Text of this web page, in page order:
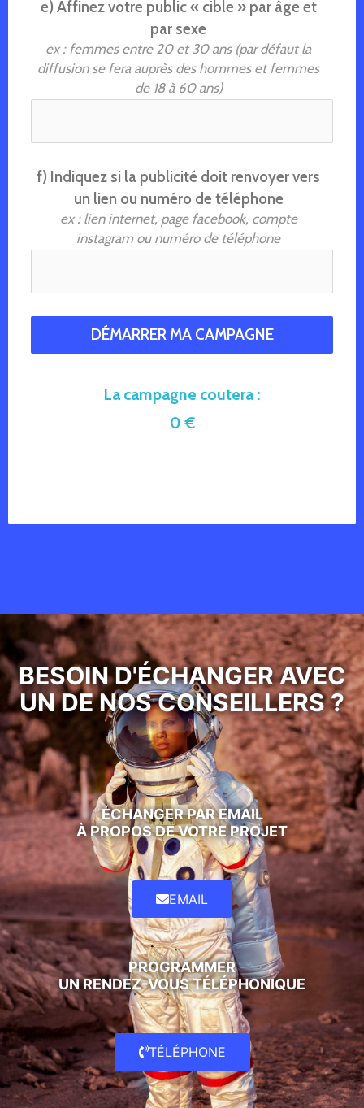
e) Affinez votre public « cible » par âge et
par sexe
ex : femmes entre 20 et 30 ans (par défaut la
diffusion se fera auprès des hommes et femmes
de 18 à 60 ans)
f) Indiquez si la publicité doit renvoyer vers
un lien ou numéro de téléphone
ex : lien internet, page facebook, compte
instagram ou numéro de téléphone
DÉMARRER MA CAMPAGNE
La campagne coutera :
0 €
BESOIN D'ÉCHANGER AVEC
UN DE NOS CONSEILLERS ?
ÉCHANGER PAR EMAIL
À PROPOS DE VOTRE PROJET
EMAIL
PROGRAMMER
UN RENDEZ-VOUS TÉLÉPHONIQUE
TÉLÉPHONE